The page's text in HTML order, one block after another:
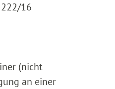
222/16
(nicht
an einer